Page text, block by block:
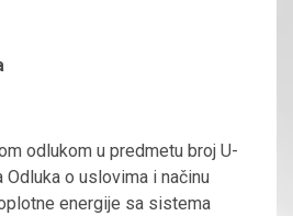
odlukom u predmetu broj U-
o uslovima i načinu
energije sa sistema